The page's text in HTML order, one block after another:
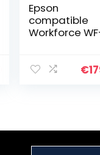
Epson
compatible
Workforce
1 –
€